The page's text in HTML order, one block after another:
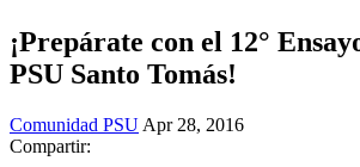
¡Prepárate con el 12°
PSU Santo Tomás!
Comunidad PSU Apr 28, 2016
Compartir: